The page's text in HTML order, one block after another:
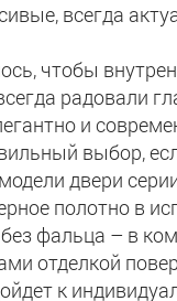
всегда
чтобы
радовали
и
выбор,
двери
полотно в
фальца – в
отделкой
к